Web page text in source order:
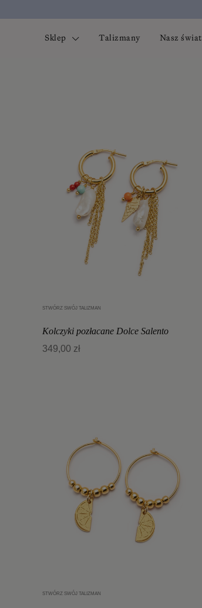
Sklep Talizmany Nasz świat
Dodaj do koszyka
STWÓRZ SWÓJ TALIZMAN
Kolczyki pozłacane Dolce Salento
349,00 zł
Dodaj do koszyka
STWÓRZ SWÓJ TALIZMAN